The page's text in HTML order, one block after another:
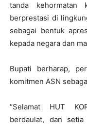
tanda kehormatan
berprestasi di
sebagai bentuk
kepada negara dan
Bupati berharap,
komitmen ASN
“Selamat HUT
berdaulat, dan